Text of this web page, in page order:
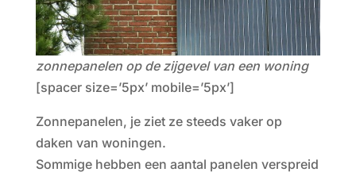
zonnepanelen op de zijgevel van een woning
[spacer size=’5px’ mobile=’5px’]
Zonnepanelen, je ziet ze steeds vaker op
daken van woningen.
Sommige hebben een aantal panelen verspreid